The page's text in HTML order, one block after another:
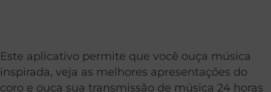
Este aplicativo permite que você ouça música
inspirada, veja as melhores apresentações do
coro e ouça sua transmissão de música 24 horas